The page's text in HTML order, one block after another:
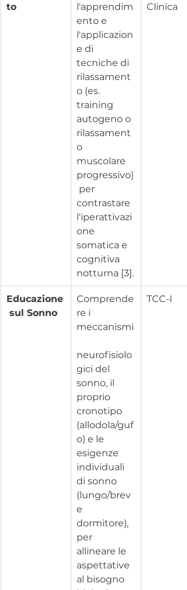
to
l'apprendim
ento e
l'applicazion
e di
tecniche di
rilassament
o (es.
training
autogeno o
rilassament
o
muscolare
progressivo)
per
contrastare
l'iperattivazi
one
somatica e
cognitiva
notturna [3].
Clinica
Educazione
sul Sonno
Comprende
re i
meccanismi
neurofisiolo
gici del
sonno, il
proprio
cronotipo
(allodola/guf
o) e le
esigenze
individuali
di sonno
(lungo/brev
e
dormitore),
per
allineare le
aspettative
al bisogno
TCC-I